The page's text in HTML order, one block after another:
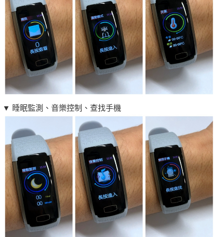
▼ 睡眠監測、音樂控制、查找手機